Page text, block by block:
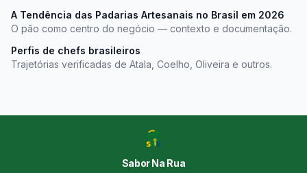
A Tendência das Padarias Artesanais no Brasil em 2026
O pão como centro do negócio — contexto e documentação.
Perfis de chefs brasileiros
Trajetórias verificadas de Atala, Coelho, Oliveira e outros.
Sabor Na Rua